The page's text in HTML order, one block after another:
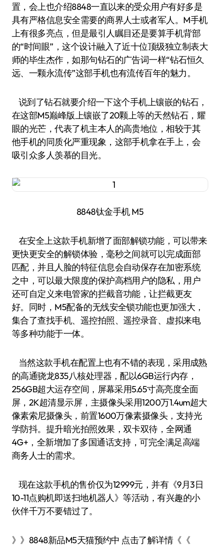
置，会上也介绍8848一直以来的受众用户有好多是
具有严格信息安全需要的商界人士或者军人。M手机
上有很多亮点，但是最引人瞩目还是要算手机背部
的“时间眼”，这个设计融入了近十位顶级独立制表大
师的毕生杰作，如那句钻石的广告词一样“钻石恒久
远、一颗永流传”这部手机也有流传百年的魅力。
说到了钻石就要介绍一下这个手机上镶嵌的钻石，
在这部M5巅峰版上镶嵌了20颗上等的天然钻石，耀
眼的光芒，代表了机主本人的高贵地位，相较于其
他手机的同质化严重现象，这部手机拿在手上，会
吸引众多人羡慕的目光。
8848钛金手机 M5
在安全上这款手机新增了面部解锁功能，可以带来
更快更安全的解锁体验，毫秒之间就可以完成面部
匹配，并且人脸的特征信息会自动保存在加密系统
之中，可以最大限度的保护高档用户的隐私，用户
还可自定义来电管家的拦截音功能，让拦截更友
好。同时，M5配备的无线安全锁功能也更加强大，
集合了查找手机、遥控拍照、遥控录音、虚拟来电
等多种功能于一体。
当然这款手机在配置上也有不错的表现，采用成熟
的高通骁龙835八核处理器，配以6GB运行内存，
256GB超大运存空间，屏幕采用5.65寸高亮度全面
屏，2K超清显示屏，主摄像头采用1200万1.4um超大
像素索尼摄像头，前置1600万像素摄像头，支持光
学防抖。提升暗光拍照效果，双卡双待，全网通
4G+，全新增加了多国通话支持，可完全满足高端
商务人士的需求。
现在这款手机的售价仅为12999元，并有《9月3日
10-11点购机即送扫地机器人》等活动，有兴趣的小
伙伴千万不要错过了。
》》8848新品M5天猫预约中 点击了解详情《《